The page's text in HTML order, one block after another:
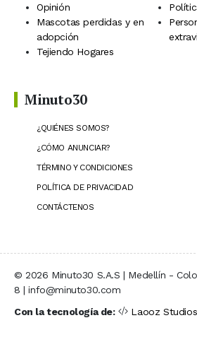
Opinión
Mascotas perdidas y en
adopción
Tejiendo Hogares
Minuto30
¿QUIÉNES SOMOS?
¿CÓMO ANUNCIAR?
TÉRMINO Y CONDICIONES
POLÍTICA DE PRIVACIDAD
CONTÁCTENOS
© 2026 Minuto30 S.A.S | Medellín -
8 | info@minuto30.com
Con la tecnología de:
Laooz Studios